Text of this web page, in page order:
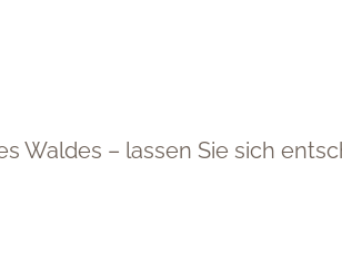
– lassen Sie sich